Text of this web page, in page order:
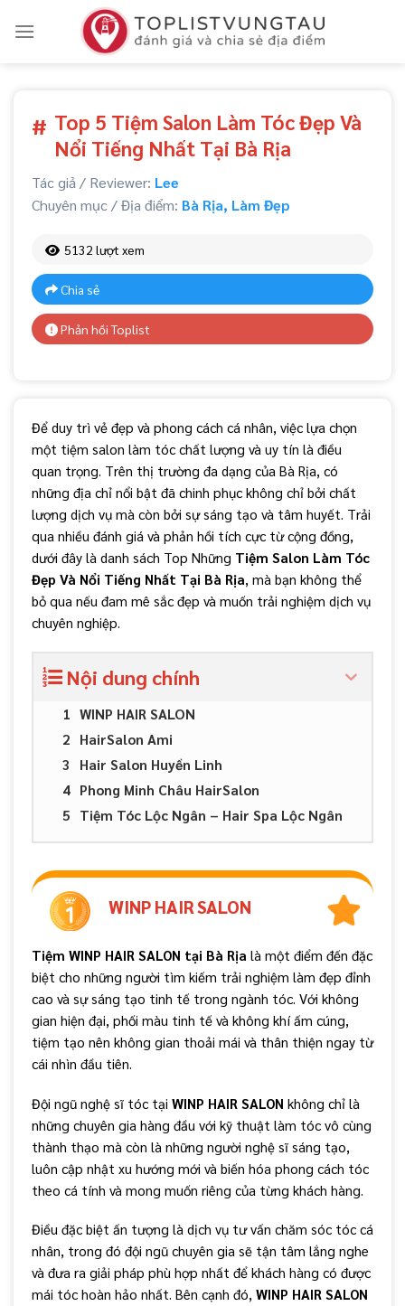
# Top 5 Tiệm Salon Làm Tóc Đẹp Và
Nổi Tiếng Nhất Tại Bà Rịa
Tác giả / Reviewer: Lee
Chuyên mục / Địa điểm: Bà Rịa, Làm Đẹp
5132 lượt xem
Chia sẻ
Phản hồi Toplist
Để duy trì vẻ đẹp và phong cách cá nhân, việc lựa chọn
một tiệm salon làm tóc chất lượng và uy tín là điều
quan trọng. Trên thị trường đa dạng của Bà Rịa, có
những địa chỉ nổi bật đã chinh phục không chỉ bởi chất
lượng dịch vụ mà còn bởi sự sáng tạo và tâm huyết. Trải
qua nhiều đánh giá và phản hồi tích cực từ cộng đồng,
dưới đây là danh sách Top Những Tiệm Salon Làm Tóc
Đẹp Và Nổi Tiếng Nhất Tại Bà Rịa, mà bạn không thể
bỏ qua nếu đam mê sắc đẹp và muốn trải nghiệm dịch vụ
chuyên nghiệp.
Nội dung chính
WINP HAIR SALON
HairSalon Ami
Hair Salon Huyền Linh
Phong Minh Châu HairSalon
Tiệm Tóc Lộc Ngân – Hair Spa Lộc Ngân
WINP HAIR SALON
Tiệm WINP HAIR SALON tại Bà Rịa là một điểm đến đặc
biệt cho những người tìm kiếm trải nghiệm làm đẹp đỉnh
cao và sự sáng tạo tinh tế trong ngành tóc. Với không
gian hiện đại, phối màu tinh tế và không khí ấm cúng,
tiệm tạo nên không gian thoải mái và thân thiện ngay từ
cái nhìn đầu tiên.
Đội ngũ nghệ sĩ tóc tại WINP HAIR SALON không chỉ là
những chuyên gia hàng đầu với kỹ thuật làm tóc vô cùng
thành thạo mà còn là những người nghệ sĩ sáng tạo,
luôn cập nhật xu hướng mới và biến hóa phong cách tóc
theo cá tính và mong muốn riêng của từng khách hàng.
Điều đặc biệt ấn tượng là dịch vụ tư vấn chăm sóc tóc cá
nhân, trong đó đội ngũ chuyên gia sẽ tận tâm lắng nghe
và đưa ra giải pháp phù hợp nhất để khách hàng có được
mái tóc hoàn hảo nhất. Bên cạnh đó, WINP HAIR SALON